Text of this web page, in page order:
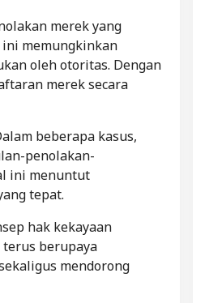
merek yang
memungkinkan
oleh otoritas. Dengan
merek secara
beberapa kasus,
penolakan-
ini menuntut
tepat.
hak kekayaan
berupaya
mendorong